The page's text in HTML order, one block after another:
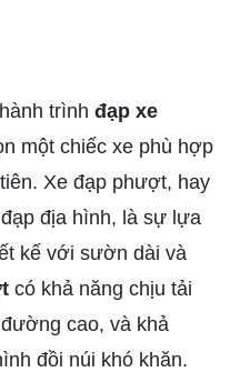
trình đạp xe
một chiếc xe phù hợp
Xe đạp phượt, hay
địa hình, là sự lựa
kế với sườn dài và
có khả năng chịu tải
cao, và khả
đồi núi khó khăn.